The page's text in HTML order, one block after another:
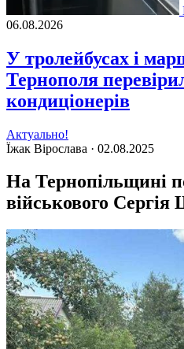
06.08.2026
У тролейбусах і
Тернополя
кондиціонерів
Актуально!
Їжак Вірослава · 02.08.2025
На Тернопільщині
військового